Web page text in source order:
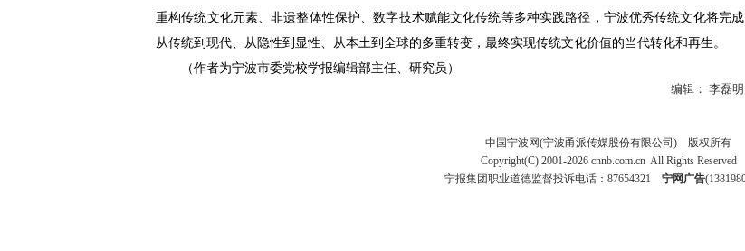
重构传统文化元素、非遗整体性保护、数字技术赋能文化传统等多种实践路径，宁波优秀传统文化将完成
从传统到现代、从隐性到显性、从本土到全球的多重转变，最终实现传统文化价值的当代转化和再生。
（作者为宁波市委党校学报编辑部主任、研究员）
编辑： 李磊明